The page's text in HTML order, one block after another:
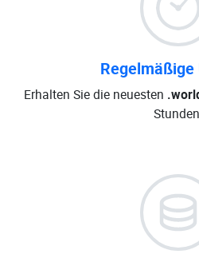
Regelmäßige
Erhalten Sie die neuesten